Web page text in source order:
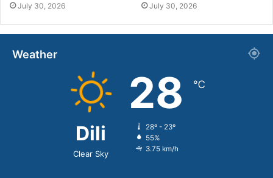
July 30, 2026 July 30, 2026
Weather
Dili
Clear Sky
28 ℃
28º - 23º
55%
3.75 km/h